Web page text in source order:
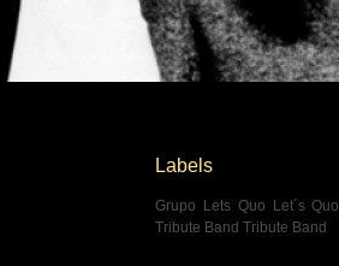
Labels
Grupo Lets Quo Let´s Quo
Tribute Band Tribute Band